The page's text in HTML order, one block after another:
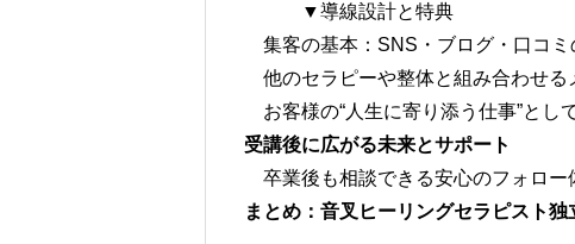
▼導線設計と特典
集客の基本：SNS・ブログ・口コミ
他のセラピーや整体と組み合わせる
お客様の“人生に寄り添う仕事”とし
受講後に広がる未来とサポート
卒業後も相談できる安心のフォロー
まとめ： 音叉ヒーリングセラピスト独